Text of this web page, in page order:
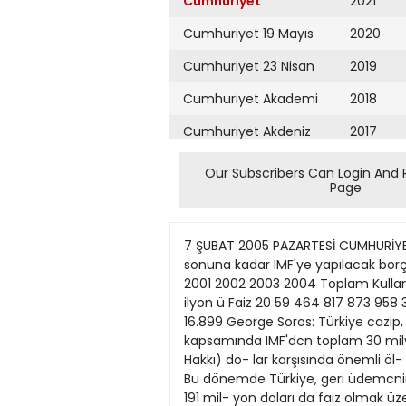
Cumhuriyet 19 Mayıs
Cumhuriyet 23 Nisan
Cumhuriyet Akademi
Cumhuriyet Akdeniz
Cumhuriyet Alışveriş
Cumhuriyet Ankara
Cumhuriyet Büyük
Taaruz
Cumhuriyet
Cumartesi
Cumhuriyet Çevre
2020
2019
2018
2017
2016
2015
2013
2012
2011
2010
2009
Our Subscribers Can Login And
Page
7 ŞUBAT 2005 PAZARTESİ CUMHURİYET SAYFA CJM\AJ\\ \_fİVU. ekonomi(« cumhuriyet.com.tr 13 Mevcut borç stokuna göre 2009 sonuna kadar IMF'ye yapılacak borç ödemesi 39.5 milyar dolan bulacak Ödüyoruz ödüyoruz,bitmiyor Ne kullandık, ne odedik? 1999 2000 2001 2002 2003 2004 Toplam Kullanmı 807 3.439 11.317 12.503 1.681 1.163 30.910 3deme (V Anapara 286 8X 1.087 6.138 1.731 4.681 14.011 ilyon ü Faiz 20 59 464 817 873 958 3.191 olar) Toplam 306 147 1.551 6.955 2.604 5.639 17.202 Net kullanım 521 3.351 10.230 6.365 -50 -3.518 16.899 George Soros: Türkiye cazip, yeniyatırımplanlıyorum ANKARA (ANKA) - 1999 yılı sonundan başla- yarak staııd-by anlaşma- ları kapsamında IMF'dcn toplam 30 milyar 910 mil- yon dolar borçlanan Tür- kiye, bu borçlann faiz yü- kümlülüğü ve SDR'nin (Özel Ç'ekme Hakkı) do- lar karşısında önemli öl- çüde değer kazanması yü- zünden oldukça pahalı bir fatura ödemek zorunda kaldı. Ceri ödemeler Bu dönemde Türkiye, geri üdemcnin yapıldığı dönemdeki SDR/dolar paritesine görc IMF'ye 14 milyar 11 mılyon dolan anapara, 3 milyar 191 mil- yon doları da faiz olmak üzere toplam 17 milyar 202 milyon dolarlık gen ödeme yaptı. Söz konusu dönemde yapılan borçlanmalardan ayni yıllarda gerçekleşen anapara geri ödemelerinin indirilmesiyle yapılan net borçlanma hcsabına göre, Türkiye'nın 2004 yılı so- nunda IMF'ye anapara olarak toplam 16 milyar 899 mılyon dolarlık borcıı kalmış olması gerekiyor- du. Ancak, SDR'nin dolar karşısında önemli ölcüde değer kazanması Türki- ye'nın çok yüksek bır kur farkı üstlenmesine neden oldu. TMF'nin verilerine gö- re, Türkiyc'nin 2005- 2008 arasında mevcut borçlan içın IMF'ye 22 milyar 288 mılyon dolar daha ödemesi gerekıyor. Böylece gen ödemelerin toplamı 39 milyar 490 milyon dolara ıılaşacak. Bu ağır faturaya karşın ekonomi yönetimi, TMF ile toplam 10 milyar dolar krcdi içeren üç yıllık yeni bir anlaşma imzalamaya hazırlanıyor. ANKARA (AA) - ABD'li UnlU spekülatör ve yatınmcı George Soros, Türkiye'ye yeni yatınm 1 yapmayı planladığııu söyledi. Soros, sonılan | yamtlarken Avrupa BirliğTnden (A 15) müzakere taıihinin ahnmasmın önemine ılikkal çekerek AB sürecinin, bu süreçte yapılacak reformlann Türkiye'yi daha cazip '> bir ülke haliııe getireceğini, ancak tam L üyeligin bira/ siire gerektireceğini kaydetti. A AB'ye yaklaşan Türkiye'nin AB perspektifinin desteklenmesi gerektiğini belirten Soros, Türk hükümetinin, AB yolunda gayet başanlı bir çalışma göstcrdiğini ve bunun sonucunu da almakta olduğunu kaydetti. Soros, Türkiye'nin, jeostratejik olarak önemine de dikkat çekerek Türkiye'nin hölgesinde etkili bir ülke